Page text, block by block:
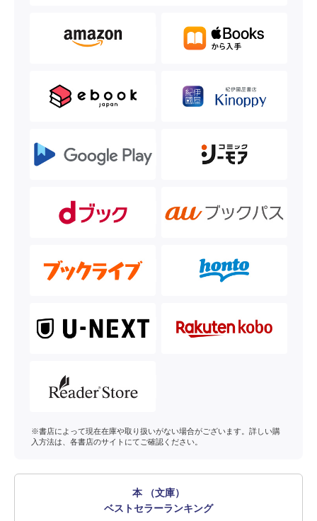
※書店によって現在在庫や取り扱いがない場合がございます。詳しい購
入方法は、各書店のサイトにてご確認ください。
本 （文庫）
ベストセラーランキング